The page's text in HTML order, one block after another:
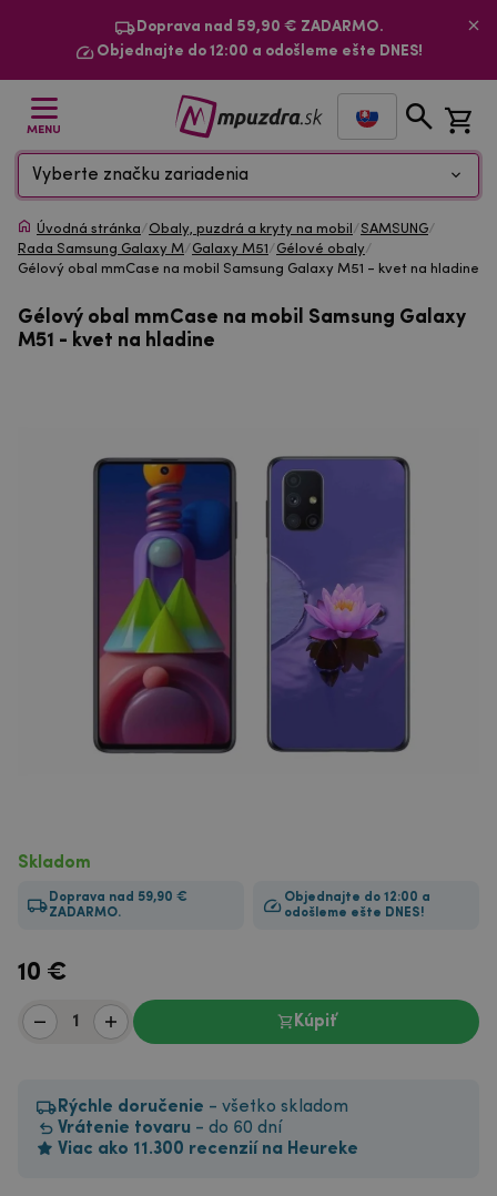
Doprava nad 59,90 € ZADARMO.
Objednajte do 12:00 a odošleme ešte DNES!
MENU
Vyberte značku zariadenia
Úvodná stránka/Obaly, puzdrá a kryty na mobil /SAMSUNG/
Rada Samsung Galaxy M/Galaxy M51/Gélové obaly/
Gélový obal mmCase na mobil Samsung Galaxy M51 - kvet na hladine
Gélový obal mmCase na mobil Samsung Galaxy
M51 - kvet na hladine
Skladom
Doprava nad 59,90 €
ZADARMO.
Objednajte do 12:00 a
odošleme ešte DNES!
10 €
Kúpiť
Rýchle doručenie - všetko skladom
Vrátenie tovaru - do 60 dní
Viac ako 11.300 recenzií na Heureke